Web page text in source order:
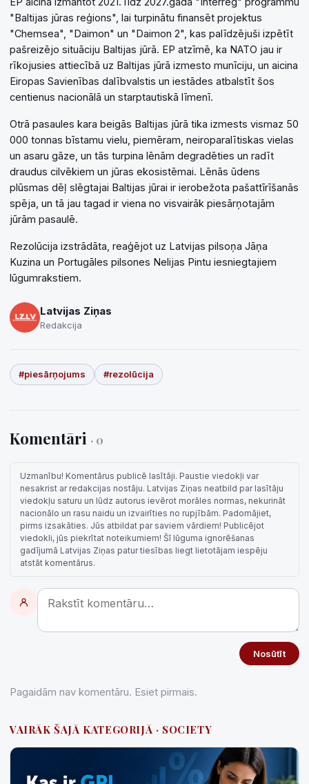
"Baltijas jūras reģions", lai turpinātu finansēt projektus
"Chemsea", "Daimon" un "Daimon 2", kas palīdzējuši izpētīt
pašreizējo situāciju Baltijas jūrā. EP atzīmē, ka NATO jau ir
rīkojusies attiecībā uz Baltijas jūrā izmesto munīciju, un aicina
Eiropas Savienības dalībvalstis un iestādes atbalstīt šos
centienus nacionālā un starptautiskā līmenī.
Otrā pasaules kara beigās Baltijas jūrā tika izmests vismaz 50
000 tonnas bīstamu vielu, piemēram, neiroparalītiskas vielas
un asaru gāze, un tās turpina lēnām degradēties un radīt
draudus cilvēkiem un jūras ekosistēmai. Lēnās ūdens
plūsmas dēļ slēgtajai Baltijas jūrai ir ierobežota pašattīrīšanās
spēja, un tā jau tagad ir viena no visvairāk piesārņotajām
jūrām pasaulē.
Rezolūcija izstrādāta, reaģējot uz Latvijas pilsoņa Jāņa
Kuzina un Portugāles pilsones Nelijas Pintu iesniegtajiem
lūgumrakstiem.
Latvijas Ziņas
Redakcija
#piesārņojums #rezolūcija
Komentāri · 0
Uzmanību! Komentārus publicē lasītāji. Paustie viedokļi var
nesakrist ar redakcijas nostāju. Latvijas Ziņas neatbild par lasītāju
viedokļu saturu un lūdz autorus ievērot morāles normas, nekurināt
nacionālo un rasu naidu un izvairīties no rupjībām. Padomājiet,
pirms izsakāties. Jūs atbildat par saviem vārdiem! Publicējot
viedokli, jūs piekrītat noteikumiem! Šī lūguma ignorēšanas
gadījumā Latvijas Ziņas patur tiesības liegt lietotājam iespēju
atstāt komentārus.
Nosūtīt
Pagaidām nav komentāru. Esiet pirmais.
VAIRĀK ŠAJĀ KATEGORIJĀ · SOCIETY